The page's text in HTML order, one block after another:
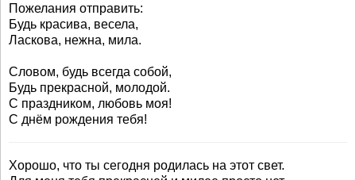
Пожелания отправить:
Будь красива, весела,
Ласкова, нежна, мила.
Словом, будь всегда собой,
Будь прекрасной, молодой.
С праздником, любовь моя!
С днём рождения тебя!
Хорошо, что ты сегодня родилась на этот свет.